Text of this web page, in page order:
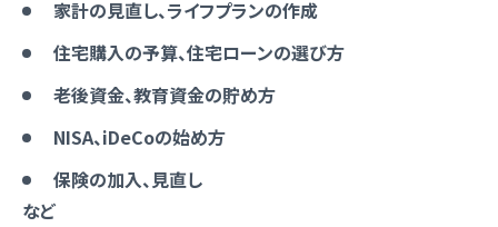
家計の見直し、ライフプランの作成
住宅購入の予算、住宅ローンの選び方
老後資金、教育資金の貯め方
NISA、iDeCoの始め方
保険の加入、見直し
など